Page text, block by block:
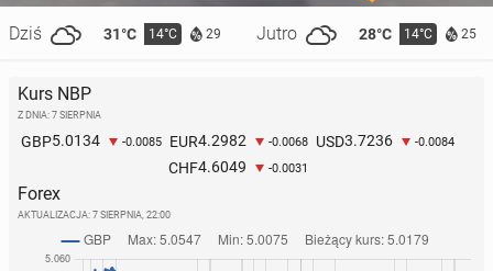
Dziś 31°C 14°C 29 Jutro 28°C 14°C 25
Kurs NBP
Z DNIA: 7 SIERPNIA
GBP5.0134 -0.0085 EUR4.2982 -0.0068 USD3.7236 -0.0084
CHF4.6049 -0.0031
Forex
AKTUALIZACJA: 7 SIERPNIA, 22:00